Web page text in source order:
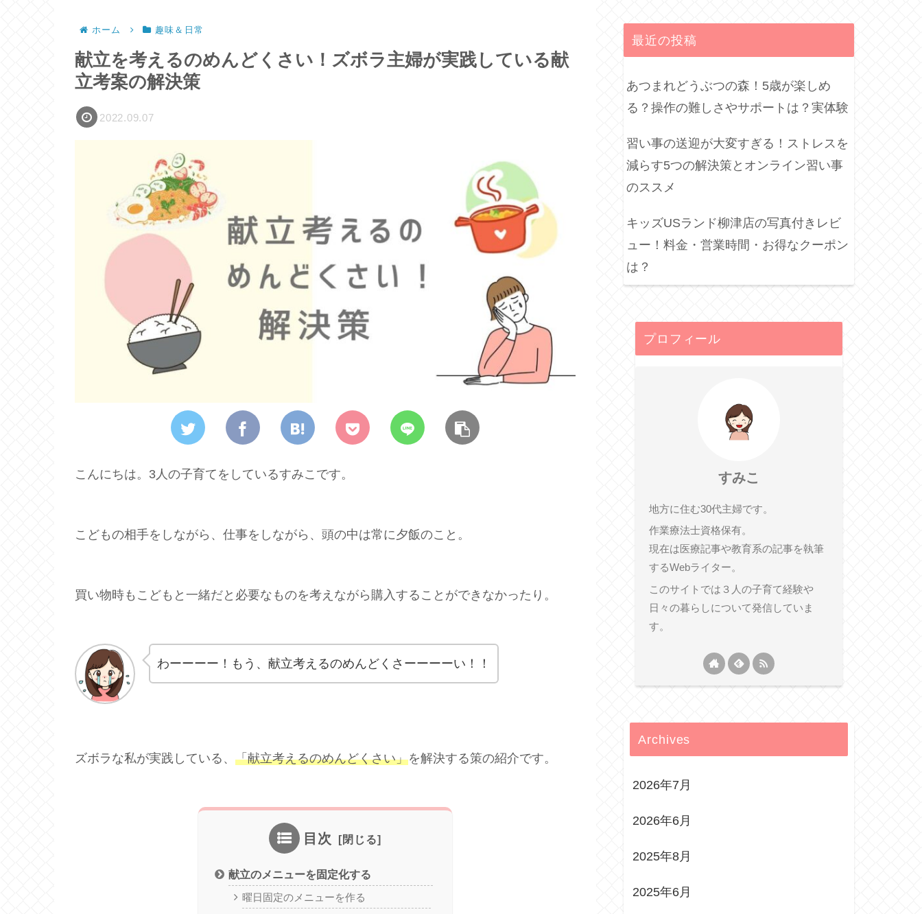
ホーム 趣味＆日常
献立を考えるのめんどくさい！ズボラ主婦が実践している献
立考案の解決策
2022.09.07
こんにちは。3人の子育てをしているすみこです。
こどもの相手をしながら、仕事をしながら、頭の中は常に夕飯のこと。
買い物時もこどもと一緒だと必要なものを考えながら購入することができなかったり。
わーーーー！もう、献立考えるのめんどくさーーーーい！！
ズボラな私が実践している、 「献立考えるのめんどくさい」を解決する策の紹介です。
目次
献立のメニューを固定化する
曜日固定のメニューを作る
最近の投稿
あつまれどうぶつの森！5歳が楽しめ
る？操作の難しさやサポートは？実体験
習い事の送迎が大変すぎる！ストレスを
減らす5つの解決策とオンライン習い事
のススメ
キッズUSランド柳津店の写真付きレビ
ュー！料金・営業時間・お得なクーポン
は？
プロフィール
すみこ
地方に住む30代主婦です。
作業療法士資格保有。
現在は医療記事や教育系の記事を執筆
するWebライター。
このサイトでは３人の子育て経験や
日々の暮らしについて発信していま
す。
Archives
2026年7月
2026年6月
2025年8月
2025年6月